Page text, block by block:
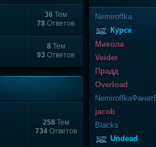
36 Тем
78 Ответов
8Тем
93 Ответов
258Тем
734Ответов
Nеmiroffkа
Курск
Микола
Veider
Прадд
Overload
jacob
Blacks
Undead